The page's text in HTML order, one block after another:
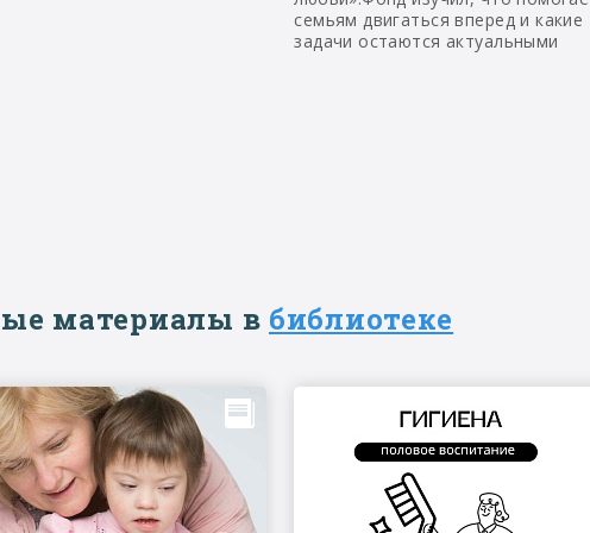
семьям двигаться вперед и какие
задачи остаются актуальными
материалы в библиотеке